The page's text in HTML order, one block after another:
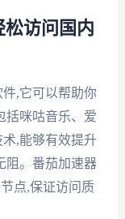
访问国内
,它可以帮助你
括咪咕音乐、爱
,能够有效提升
阻。番茄加速器
点,保证访问质